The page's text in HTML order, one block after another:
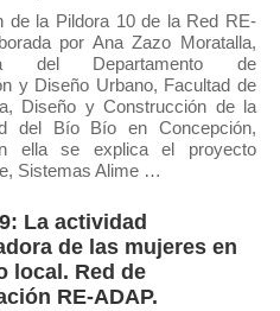
de la Pildora 10 de la Red RE-
por Ana Zazo Moratalla,
del Departamento de
y Diseño Urbano, Facultad de
Diseño y Construcción de la
del Bío Bío en Concepción,
ella se explica el proyecto
Sistemas Alime …
La actividad
de las mujeres en
local. Red de
RE-ADAP.